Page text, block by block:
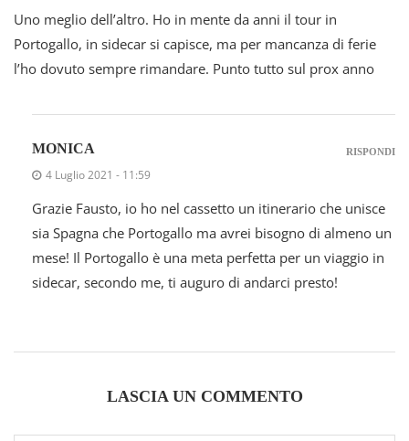
Uno meglio dell’altro. Ho in mente da anni il tour in
Portogallo, in sidecar si capisce, ma per mancanza di ferie
l’ho dovuto sempre rimandare. Punto tutto sul prox anno
MONICA
4 Luglio 2021 - 11:59
Grazie Fausto, io ho nel cassetto un itinerario che unisce
sia Spagna che Portogallo ma avrei bisogno di almeno un
mese! Il Portogallo è una meta perfetta per un viaggio in
sidecar, secondo me, ti auguro di andarci presto!
RISPONDI
LASCIA UN COMMENTO